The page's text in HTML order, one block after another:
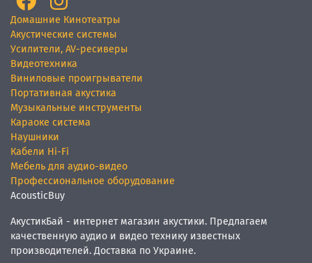
Домашние Кинотеатры
Акустические системы
Усилители, AV-ресиверы
Видеотехника
Виниловые проигрыватели
Портативная акустика
Музыкальные инструменты
Караоке система
Наушники
Кабели Hi-Fi
Мебель для аудио-видео
Профессиональное оборудование
AcousticBuy
АкустикБай - интернет магазин акустики. Предлагаем
качественную аудио и видео технику известных
производителей. Доставка по Украине.